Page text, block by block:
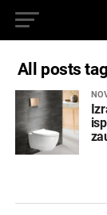
All posts